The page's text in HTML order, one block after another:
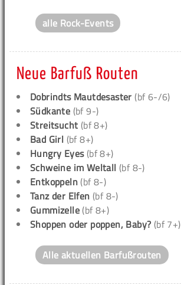
alle Rock-Events
Neue Barfuß Routen
Dobrindts Mautdesaster (bf 6-/6)
Südkante (bf 9-)
Streitsucht (bf 8+)
Bad Girl (bf 8+)
Hungry Eyes(bf 8+)
Schweine im Weltall (bf 8-)
Entkoppeln (bf 8-)
Tanz der Elfen (bf 8-)
Gummizelle (bf 8+)
Shoppen oder poppen, Baby? (bf 7+)
Alle aktuellen Barfußrouten